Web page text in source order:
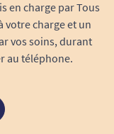
en charge par Tous
votre charge et un
vos soins, durant
au téléphone.